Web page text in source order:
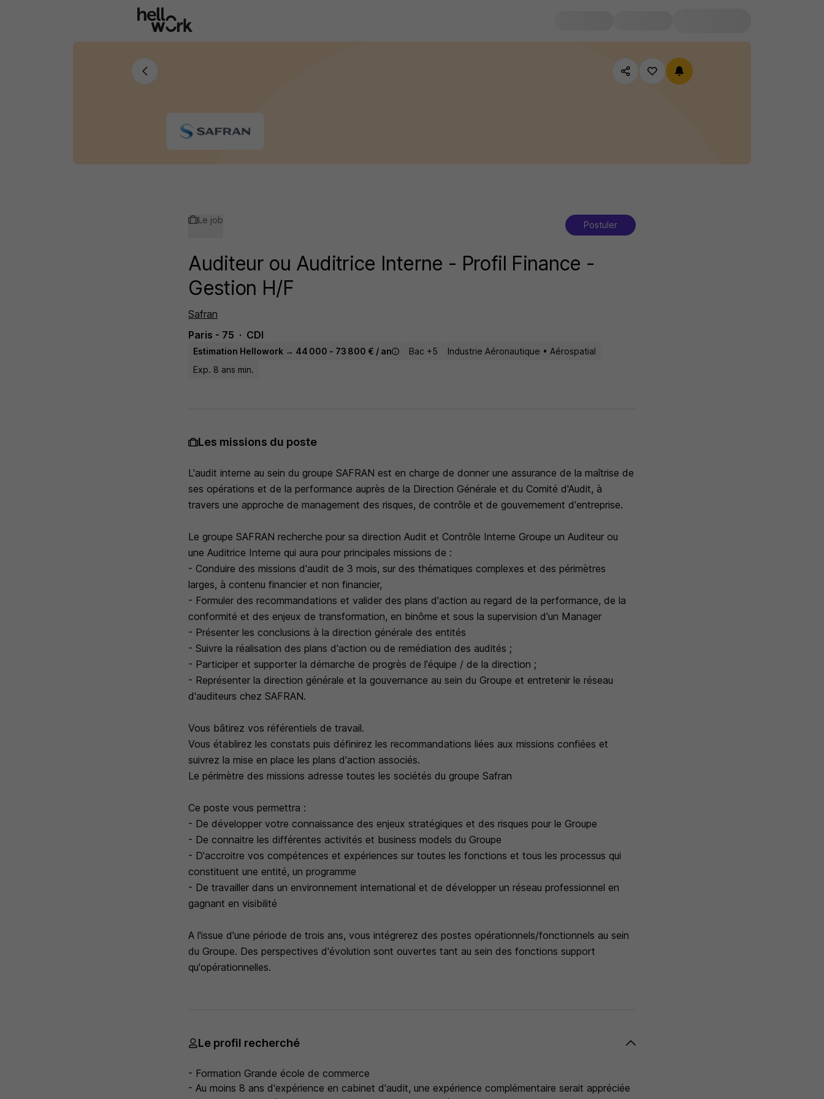
Le job Postuler
Auditeur ou Auditrice Interne - Profil Finance -
Gestion H/F
Safran
Paris - 75
CDI
Estimation Hellowork → 44 000 - 73 800 € / an Bac +5
Industrie Aéronautique • Aérospatial
Exp. 8 ans min.
Les missions du poste
L'audit interne au sein du groupe SAFRAN est en charge de donner une assurance de la maîtrise de
ses opérations et de la performance auprès de la Direction Générale et du Comité d'Audit, à
travers une approche de management des risques, de contrôle et de gouvernement d'entreprise.
Le groupe SAFRAN recherche pour sa direction Audit et Contrôle Interne Groupe un Auditeur ou
une Auditrice Interne qui aura pour principales missions de :
- Conduire des missions d'audit de 3 mois, sur des thématiques complexes et des périmètres
larges, à contenu financier et non financier,
- Formuler des recommandations et valider des plans d'action au regard de la performance, de la
conformité et des enjeux de transformation, en binôme et sous la supervision d'un Manager
- Présenter les conclusions à la direction générale des entités
- Suivre la réalisation des plans d'action ou de remédiation des audités ;
- Participer et supporter la démarche de progrès de l'équipe / de la direction ;
- Représenter la direction générale et la gouvernance au sein du Groupe et entretenir le réseau
d'auditeurs chez SAFRAN.
Vous bâtirez vos référentiels de travail.
Vous établirez les constats puis définirez les recommandations liées aux missions confiées et
suivrez la mise en place les plans d'action associés.
Le périmètre des missions adresse toutes les sociétés du groupe Safran
Ce poste vous permettra :
- De développer votre connaissance des enjeux stratégiques et des risques pour le Groupe
- De connaitre les différentes activités et business models du Groupe
- D'accroitre vos compétences et expériences sur toutes les fonctions et tous les processus qui
constituent une entité, un programme
- De travailler dans un environnement international et de développer un réseau professionnel en
gagnant en visibilité
A l'issue d'une période de trois ans, vous intégrerez des postes opérationnels/fonctionnels au sein
du Groupe. Des perspectives d'évolution sont ouvertes tant au sein des fonctions support
qu'opérationnelles.
Le profil recherché
- Formation Grande école de commerce
- Au moins 8 ans d'expérience en cabinet d'audit, une expérience complémentaire serait appréciée